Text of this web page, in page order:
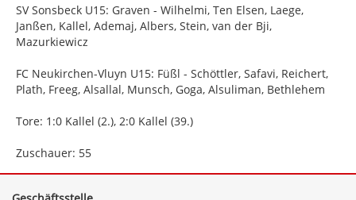
SV Sonsbeck U15: Graven - Wilhelmi, Ten Elsen, Laege,
Janßen, Kallel, Ademaj, Albers, Stein, van der Bji,
Mazurkiewicz
FC Neukirchen-Vluyn U15: Füßl - Schöttler, Safavi, Reichert,
Plath, Freeg, Alsallal, Munsch, Goga, Alsuliman, Bethlehem
Tore: 1:0 Kallel (2.), 2:0 Kallel (39.)
Zuschauer: 55